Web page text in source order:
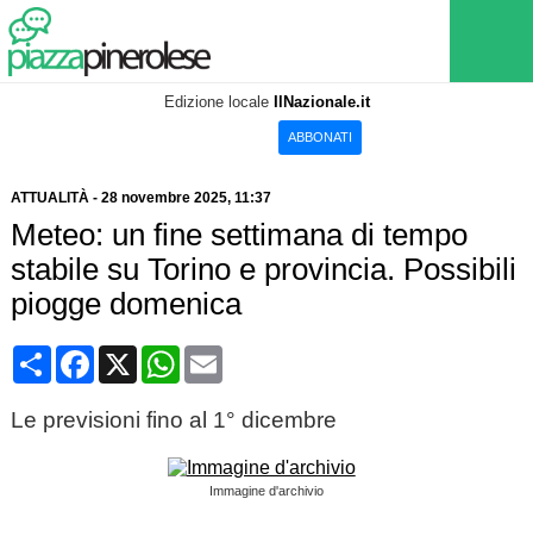
Edizione locale IlNazionale.it
ABBONATI
ATTUALITÀ- 28 novembre 2025, 11:37
Meteo: un fine settimana di tempo
stabile su Torino e provincia. Possibili
piogge domenica
CondividiFacebook
X WhatsApp
Email
Le previsioni fino al 1° dicembre
Immagine d'archivio